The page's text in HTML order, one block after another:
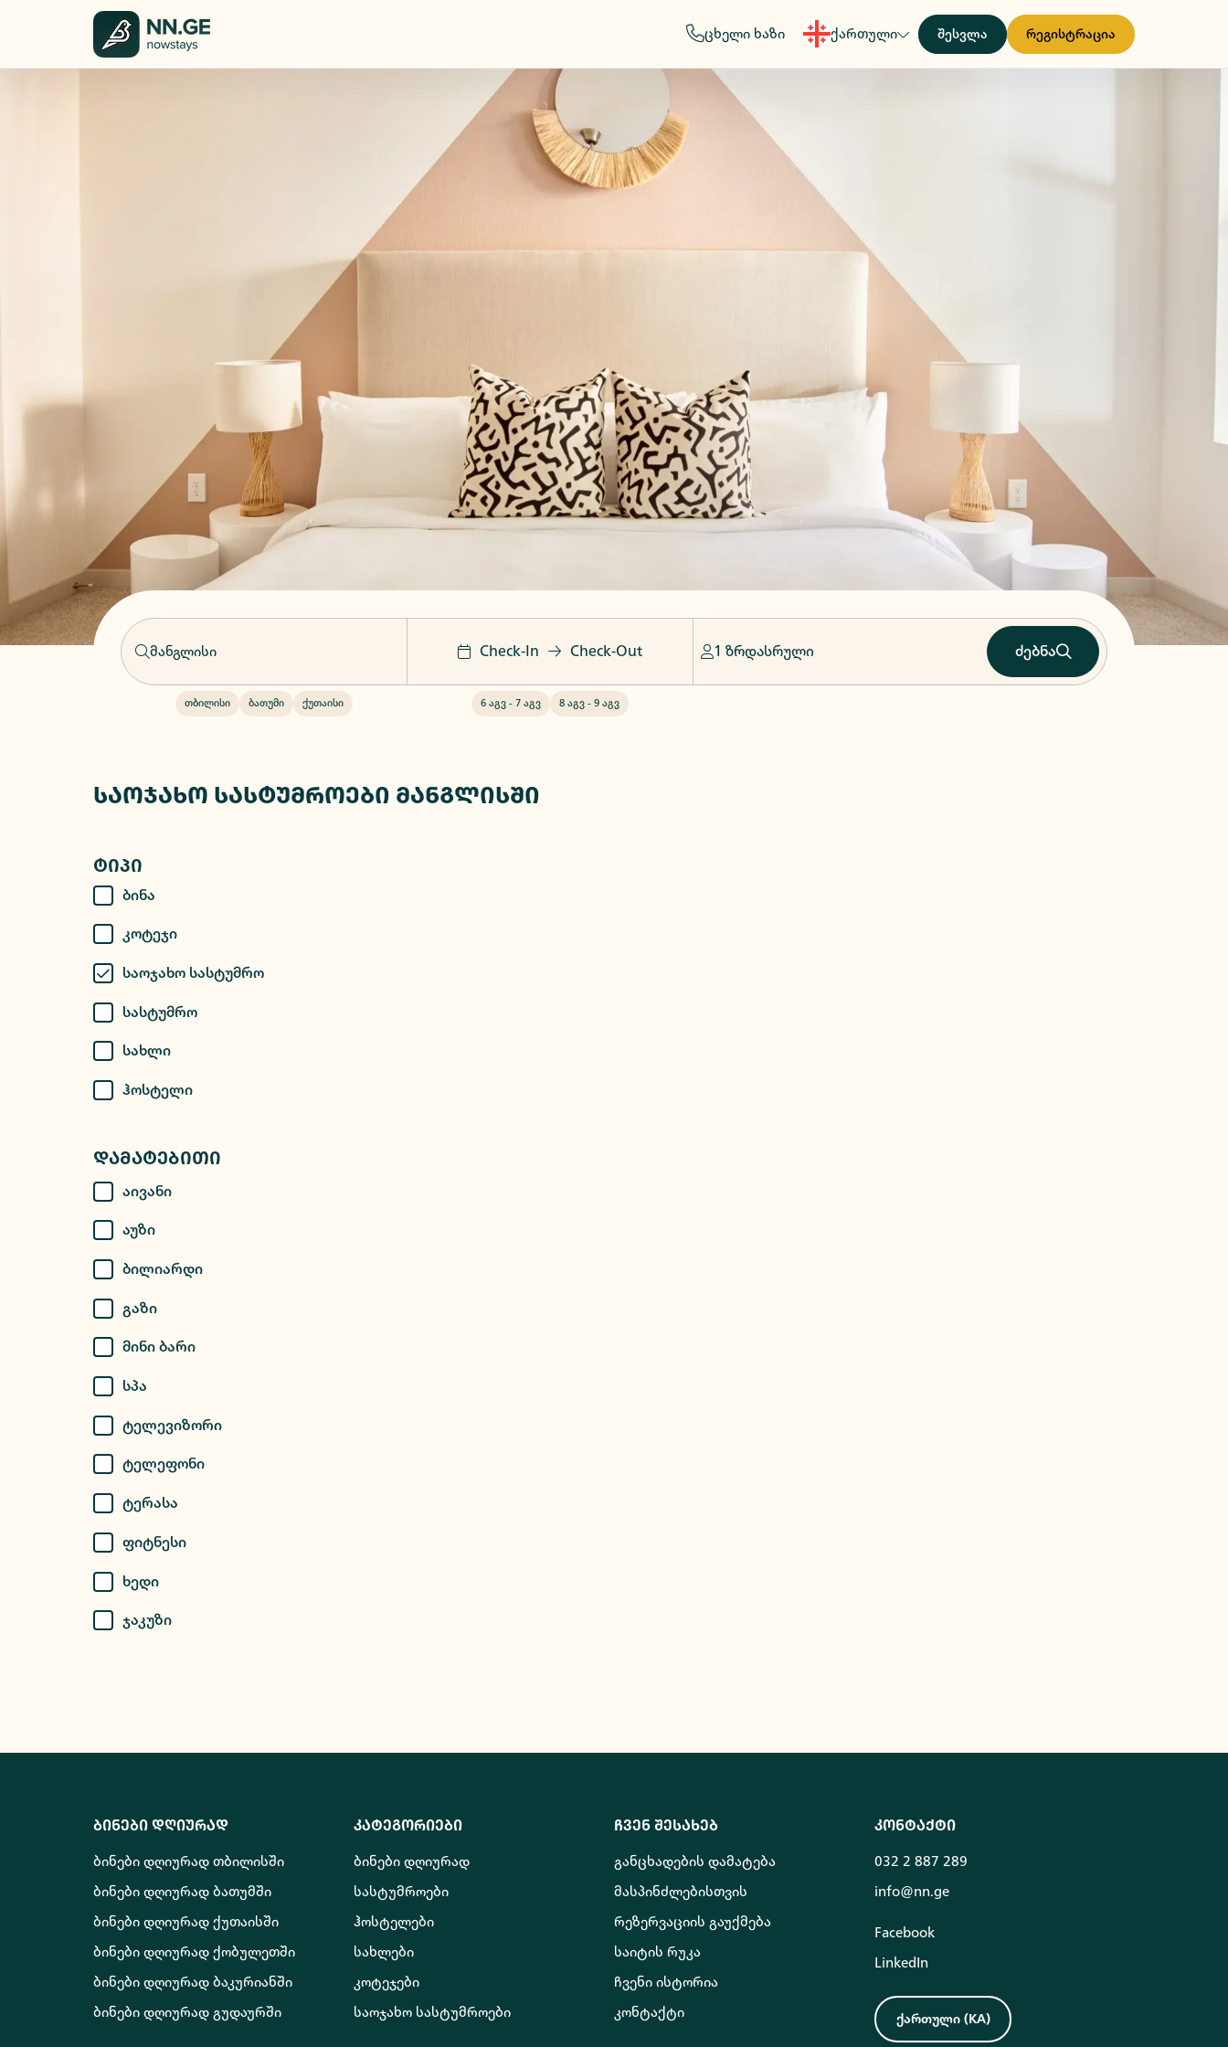
ცხელი ხაზი ქართული შესვლა რეგისტრაცია
თბილისი ბათუმი ქუთაისი
Check-In Check-Out
6 აგვ - 7 აგვ 8 აგვ - 9 აგვ
1 ზრდასრული ძებნა
საოჯახო სასტუმროები მანგლისში
Ტიპი
Ბინა
Კოტეჯი
Საოჯახო Სასტუმრო
Სასტუმრო
Სახლი
Ჰოსტელი
Დამატებითი
Აივანი
Აუზი
Ბილიარდი
Გაზი
Მინი Ბარი
Სპა
Ტელევიზორი
Ტელეფონი
Ტერასა
Ფიტნესი
Ხედი
Ჯაკუზი
ბინები დღიურად
ბინები დღიურად თბილისში
ბინები დღიურად ბათუმში
ბინები დღიურად ქუთაისში
ბინები დღიურად ქობულეთში
ბინები დღიურად ბაკურიანში
ბინები დღიურად გუდაურში
კატეგორიები
ბინები დღიურად
სასტუმროები
ჰოსტელები
სახლები
კოტეჯები
საოჯახო სასტუმროები
ჩვენ შესახებ
განცხადების დამატება
მასპინძლებისთვის
რეზერვაციის გაუქმება
საიტის რუკა
ჩვენი ისტორია
კონტაქტი
კონტაქტი
032 2 887 289
info@nn.ge
Facebook
LinkedIn
ქართული (KA)